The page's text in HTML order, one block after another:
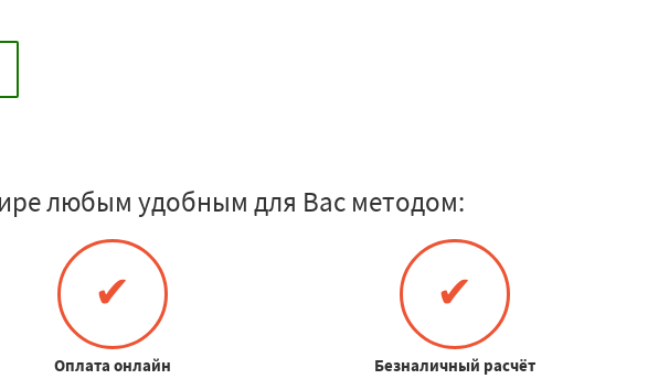
любым удобным для Вас методом:
✔
Оплата онлайн
✔
Безналичный расчёт